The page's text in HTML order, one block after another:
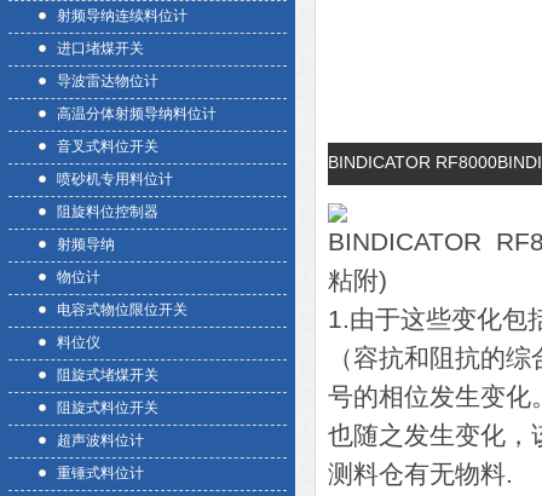
射频导纳连续料位计
进口堵煤开关
导波雷达物位计
高温分体射频导纳料位计
音叉式料位开关
喷砂机专用料位计
阻旋料位控制器
射频导纳
物位计
电容式物位限位开关
料位仪
阻旋式堵煤开关
阻旋式料位开关
超声波料位计
重锤式料位计
BINDICATOR
BINDICATOR
粘附)
1.由于这些变化包
（容抗和阻抗的
号的相位发生变化
也随之发生变化，
测料仓有无物料.